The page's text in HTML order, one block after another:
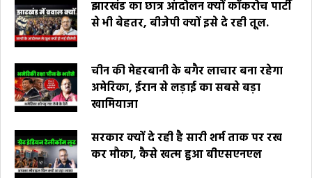
झारखंड का छात्र आंदोलन क्यों कॉकरोच पार्टी
से भी बेहतर, बीजेपी क्यों इसे दे रही तूल.
चीन की मेहरबानी के बगैर लाचार बना रहेगा
अमेरिका, ईरान से लड़ाई का सबसे बड़ा
खामियाजा
सरकार क्यों दे रही है सारी शर्म ताक पर रख
कर मौका, कैसे खत्म हुआ बीएसएनएल